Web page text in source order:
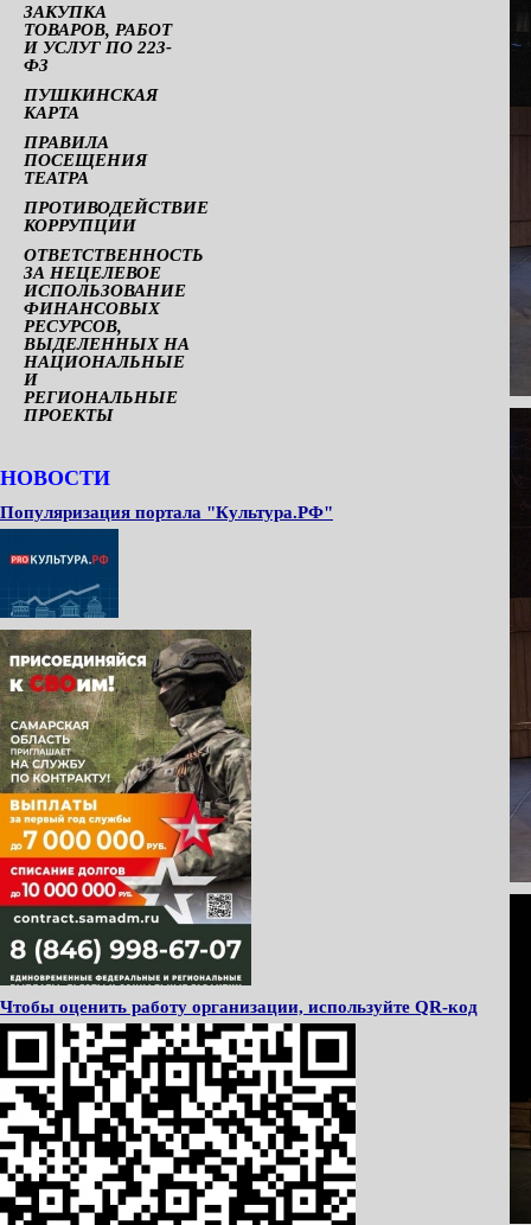
ЗАКУПКА
ТОВАРОВ, РАБОТ
И УСЛУГ ПО 223-
ФЗ
ПУШКИНСКАЯ
КАРТА
ПРАВИЛА
ПОСЕЩЕНИЯ
ТЕАТРА
ПРОТИВОДЕЙСТВИЕ
КОРРУПЦИИ
ОТВЕТСТВЕННОСТЬ
ЗА НЕЦЕЛЕВОЕ
ИСПОЛЬЗОВАНИЕ
ФИНАНСОВЫХ
РЕСУРСОВ,
ВЫДЕЛЕННЫХ НА
НАЦИОНАЛЬНЫЕ
И
РЕГИОНАЛЬНЫЕ
ПРОЕКТЫ
НОВОСТИ
Популяризация портала "Культура.РФ"
Чтобы оценить работу организации, используйте QR-код